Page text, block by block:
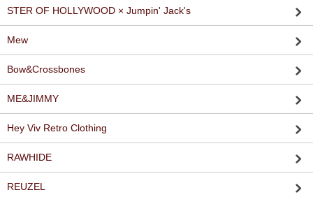
STER OF HOLLYWOOD × Jumpin' Jack's
Mew
Bow&Crossbones
ME&JIMMY
Hey Viv Retro Clothing
RAWHIDE
REUZEL